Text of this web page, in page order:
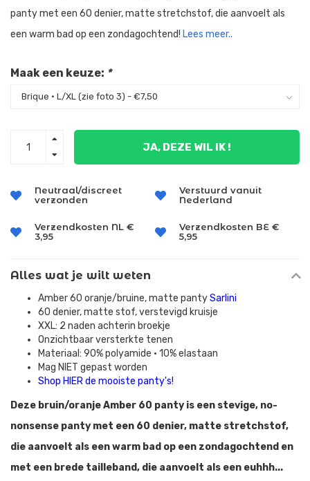
panty met een 60 denier, matte stretchstof, die aanvoelt als
een warm bad op een zondagochtend! Lees meer..
Maak een keuze: *
JA, DEZE WIL IK !
Neutraal/discreet
verzonden
Verstuurd vanuit
Nederland
Verzendkosten NL €
3,95
Verzendkosten BE €
5,95
Alles wat je wilt weten
Amber 60 oranje/bruine, matte pantySarlini
60 denier, matte stof, verstevigd kruisje
XXL: 2 naden achterin broekje
Onzichtbaar versterkte tenen
Materiaal: 90% polyamide • 10% elastaan
Mag NIET gepast worden
Shop HIER de mooiste panty's!
Deze bruin/oranje Amber 60 panty is een stevige, no-
nonsense panty met een 60 denier, matte stretchstof,
die aanvoelt als een warm bad op een zondagochtend en
met een brede tailleband, die aanvoelt als een euhhh...